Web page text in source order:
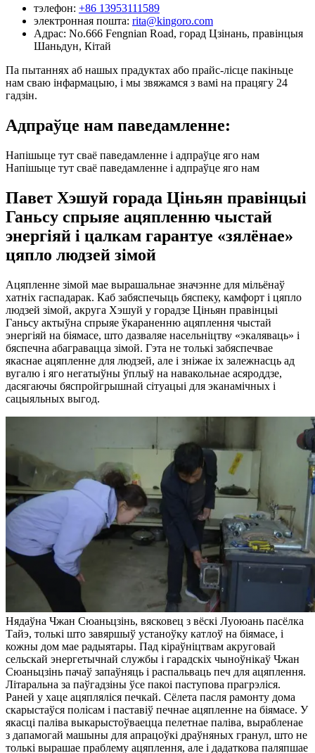
тэлефон: +86 13953111589
электронная пошта: rita@kingoro.com
Адрас: No.666 Fengnian Road, горад Цзінань, правінцыя
Шаньдун, Кітай
Па пытаннях аб нашых прадуктах або прайс-лісце пакіньце
нам сваю інфармацыю, і мы звяжамся з вамі на працягу 24
гадзін.
Адпраўце нам паведамленне:
Напішыце тут сваё паведамленне і адпраўце яго нам
Напішыце тут сваё паведамленне і адпраўце яго нам
Павет Хэшуй горада Ціньян правінцыі
Ганьсу спрыяе ацяпленню чыстай
энергіяй і цалкам гарантуе «зялёнае»
цяпло людзей зімой
Ацяпленне зімой мае вырашальнае значэнне для мільёнаў
хатніх гаспадарак. Каб забяспечыць бяспеку, камфорт і цяпло
людзей зімой, акруга Хэшуй у горадзе Ціньян правінцыі
Ганьсу актыўна спрыяе ўкараненню ацяплення чыстай
энергіяй на біямасе, што дазваляе насельніцтву «экаляваць» і
бяспечна абагравацца зімой. Гэта не толькі забяспечвае
якаснае ацяпленне для людзей, але і зніжае іх залежнасць ад
вугалю і яго негатыўны ўплыў на навакольнае асяроддзе,
дасягаючы бяспройгрышнай сітуацыі для эканамічных і
сацыяльных выгод.
Нядаўна Чжан Сюаньцзінь, вясковец з вёскі Луоюань пасёлка
Тайэ, толькі што завяршыў устаноўку катлоў на біямасе, і
кожны дом мае радыятары. Пад кіраўніцтвам акруговай
сельскай энергетычнай службы і гарадскіх чыноўнікаў Чжан
Сюаньцзінь пачаў запаўняць і распальваць печ для ацяплення.
Літаральна за паўгадзіны ўсе пакоі паступова прагрэліся.
Раней у хаце ацяпляліся печкай. Сёлета пасля рамонту дома
скарыстаўся полісам і паставіў печнае ацяпленне на біямасе. У
якасці паліва выкарыстоўваецца пелетнае паліва, вырабленае
з дапамогай машыны для апрацоўкі драўняных гранул, што не
толькі вырашае праблему ацяплення, але і дадаткова паляпшае